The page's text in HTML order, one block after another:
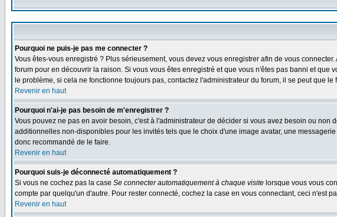
Pourquoi ne puis-je pas me connecter ?
Vous êtes-vous enregistré ? Plus sérieusement, vous devez vous enregistrer afin de vous
forum pour en découvrir la raison. Si vous vous êtes enregistré et que vous n'êtes pas banni et
le problème, si cela ne fonctionne toujours pas, contactez l'administrateur du forum, il se peut que le
Revenir en haut
Pourquoi n'ai-je pas besoin de m'enregistrer ?
Vous pouvez ne pas en avoir besoin, c'est à l'administrateur de décider si vous avez besoin ou
additionnelles non-disponibles pour les invités tels que le choix d'une image avatar, une
donc recommandé de le faire.
Revenir en haut
Pourquoi suis-je déconnecté automatiquement ?
Si vous ne cochez pas la case Se connecter automatiquement à chaque visite lorsque vous vous
compte par quelqu'un d'autre. Pour rester connecté, cochez la case en vous connectant, ceci n'est
Revenir en haut